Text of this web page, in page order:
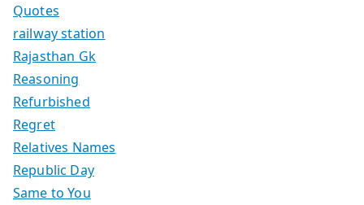
Quotes
railway station
Rajasthan Gk
Reasoning
Refurbished
Regret
Relatives Names
Republic Day
Same to You